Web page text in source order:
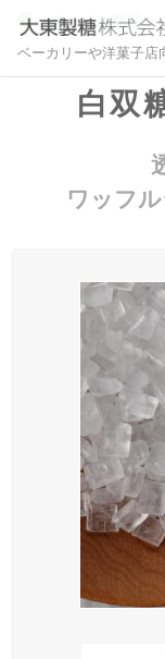
ベーカリーや洋菓子店
>すべての商品 >
白双
ワッフ